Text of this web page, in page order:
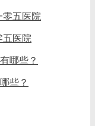
五医院
些？